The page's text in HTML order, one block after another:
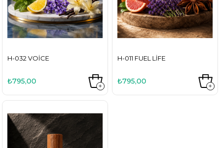
H-032 VOICE
₺795,00
H-011 FUEL LIFE
₺795,00